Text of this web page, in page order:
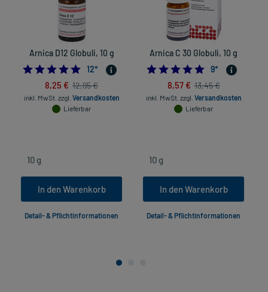
Arnica D12 Globuli, 10 g
5.0
12*
8,25 € 12,95 €
inkl. MwSt. zzgl. Versandkosten
Lieferbar
In den Warenkorb
Detail- & Pflichtinformationen
Arnica C 30 Globuli, 10 g
9*
8,57 € 13,45 €
inkl. MwSt. zzgl. Versandkosten
Lieferbar
In den Warenkorb
Detail- & Pflichtinformationen